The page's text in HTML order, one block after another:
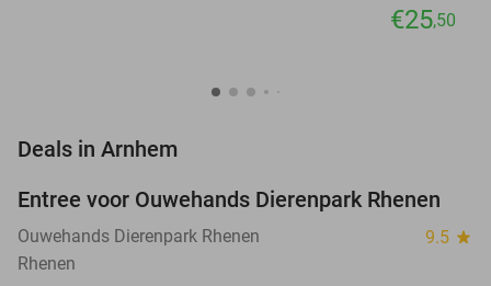
€25,50
Deals in Arnhem
19%
Entree voor Ouwehands Dierenpark Rhenen
Ouwehands Dierenpark Rhenen 9.5 star
Rhenen